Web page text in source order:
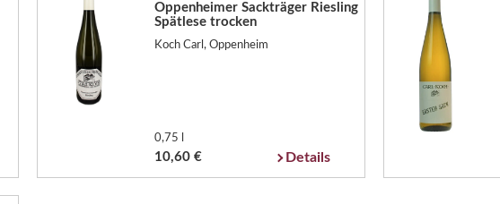
Oppenheimer Sackträger Riesling
Spätlese trocken
Koch Carl, Oppenheim
0,75 l
10,60 € Details